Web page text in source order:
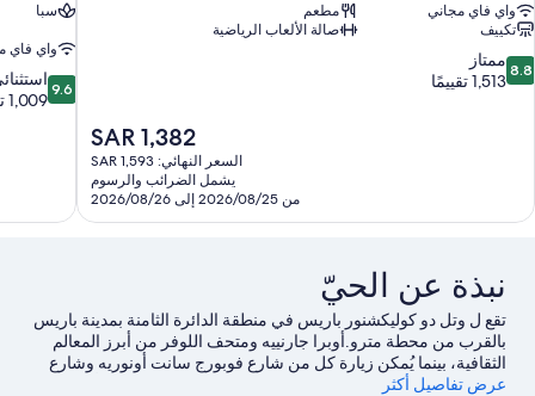
واي فاي مجاني
مطعم
تكييف
صالة الألعاب الرياضية
8.8
من
8.8 ممتاز
1,513 تقييمًا
السعر
الحالي
هو
SAR
1,382
SAR 1,382
السعر النهائي: SAR 1,593
يشمل الضرائب والرسوم
من 2026/08/25 إلى 2026/08/26
سبا
واي فاي
9.6
من
9.6
1,009 تقييمات
نبذة عن الحيّ
تقع ل وتل دو كوليكشنور باريس في منطقة الدائرة الثامنة بمدينة باريس
بالقرب من محطة مترو.أوبرا جارنييه ومتحف اللوفر من أبرز المعالم
الثقافية، بينما يُمكن زيارة كل من شارع فوبورج سانت أونوريه وشارع
ريفولي إذا كنت تنوي التسوق.يُعد كل من متحف جاككويمارت أندريه
عرض تفاصيل أكثر